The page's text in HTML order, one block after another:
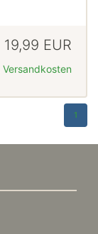
19,99 EUR
Versandkosten
1